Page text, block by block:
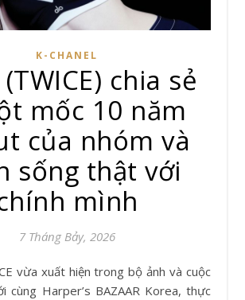
K-CHANEL
chia sẻ
mốc 10 năm
của nhóm và
sống thật với
mình
7 Tháng Bảy, 2026
cùng Harper’s BAZAAR Korea, thực